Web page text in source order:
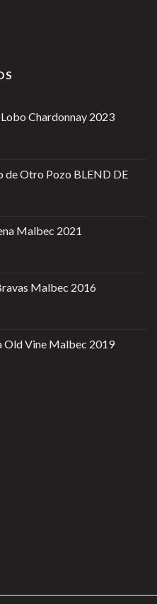
Chardonnay 2023
de Otro Pozo BLEND DE
Malbec 2021
Malbec 2016
Old Vine Malbec 2019